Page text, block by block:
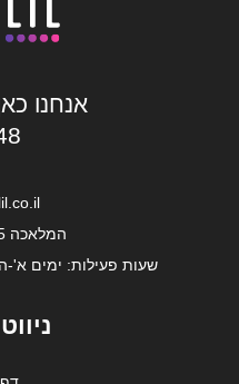
אנחנו
המלאכה 15, אור יהודה
שעות פעילות: ימים א'-ה' 08:00-17:00 (יום ו'